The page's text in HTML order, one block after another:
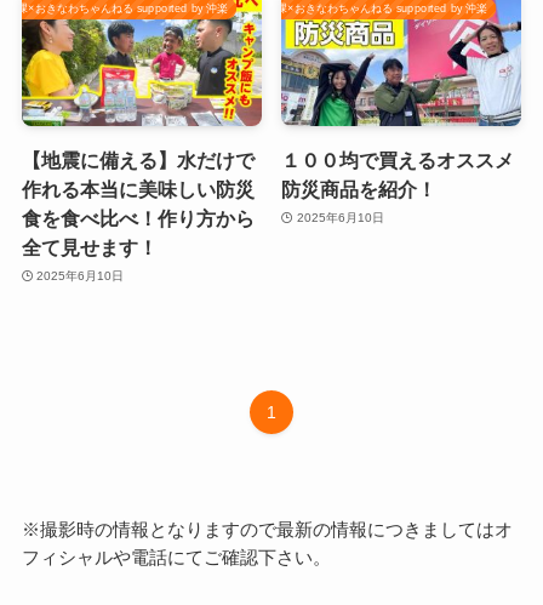
理課×おきなわちゃんねる supported by 沖楽
【地震に備える】水だけで
作れる本当に美味しい防災
食を食べ比べ！作り方から
全て見せます！
2025年6月10日
那覇市防災危機管理課×おきなわちゃんねる supported by 沖楽
１００均で買えるオススメ
防災商品を紹介！
2025年6月10日
1
※撮影時の情報となりますので最新の情報につきましてはオ
フィシャルや電話にてご確認下さい。